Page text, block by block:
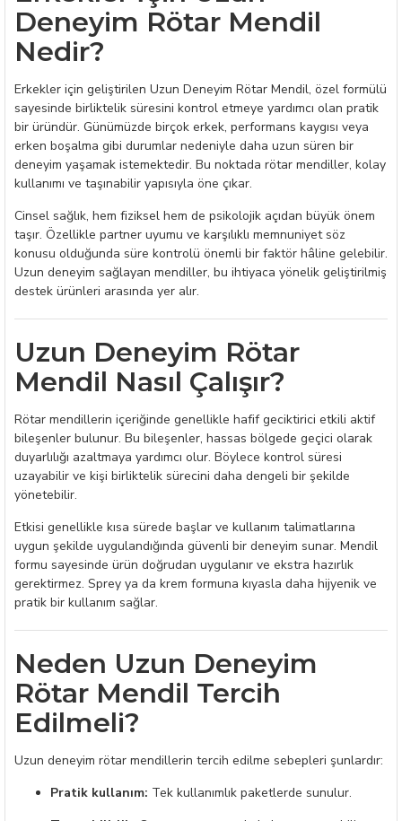
Deneyim Rötar Mendil
Nedir?
Erkekler için geliştirilen Uzun Deneyim Rötar Mendil, özel formülü
sayesinde birliktelik süresini kontrol etmeye yardımcı olan pratik
bir üründür. Günümüzde birçok erkek, performans kaygısı veya
erken boşalma gibi durumlar nedeniyle daha uzun süren bir
deneyim yaşamak istemektedir. Bu noktada rötar mendiller, kolay
kullanımı ve taşınabilir yapısıyla öne çıkar.
Cinsel sağlık, hem fiziksel hem de psikolojik açıdan büyük önem
taşır. Özellikle partner uyumu ve karşılıklı memnuniyet söz
konusu olduğunda süre kontrolü önemli bir faktör hâline gelebilir.
Uzun deneyim sağlayan mendiller, bu ihtiyaca yönelik geliştirilmiş
destek ürünleri arasında yer alır.
Uzun Deneyim Rötar
Mendil Nasıl Çalışır?
Rötar mendillerin içeriğinde genellikle hafif geciktirici etkili aktif
bileşenler bulunur. Bu bileşenler, hassas bölgede geçici olarak
duyarlılığı azaltmaya yardımcı olur. Böylece kontrol süresi
uzayabilir ve kişi birliktelik sürecini daha dengeli bir şekilde
yönetebilir.
Etkisi genellikle kısa sürede başlar ve kullanım talimatlarına
uygun şekilde uygulandığında güvenli bir deneyim sunar. Mendil
formu sayesinde ürün doğrudan uygulanır ve ekstra hazırlık
gerektirmez. Sprey ya da krem formuna kıyasla daha hijyenik ve
pratik bir kullanım sağlar.
Neden Uzun Deneyim
Rötar Mendil Tercih
Edilmeli?
Uzun deneyim rötar mendillerin tercih edilme sebepleri şunlardır:
Pratik kullanım: Tek kullanımlık paketlerde sunulur.